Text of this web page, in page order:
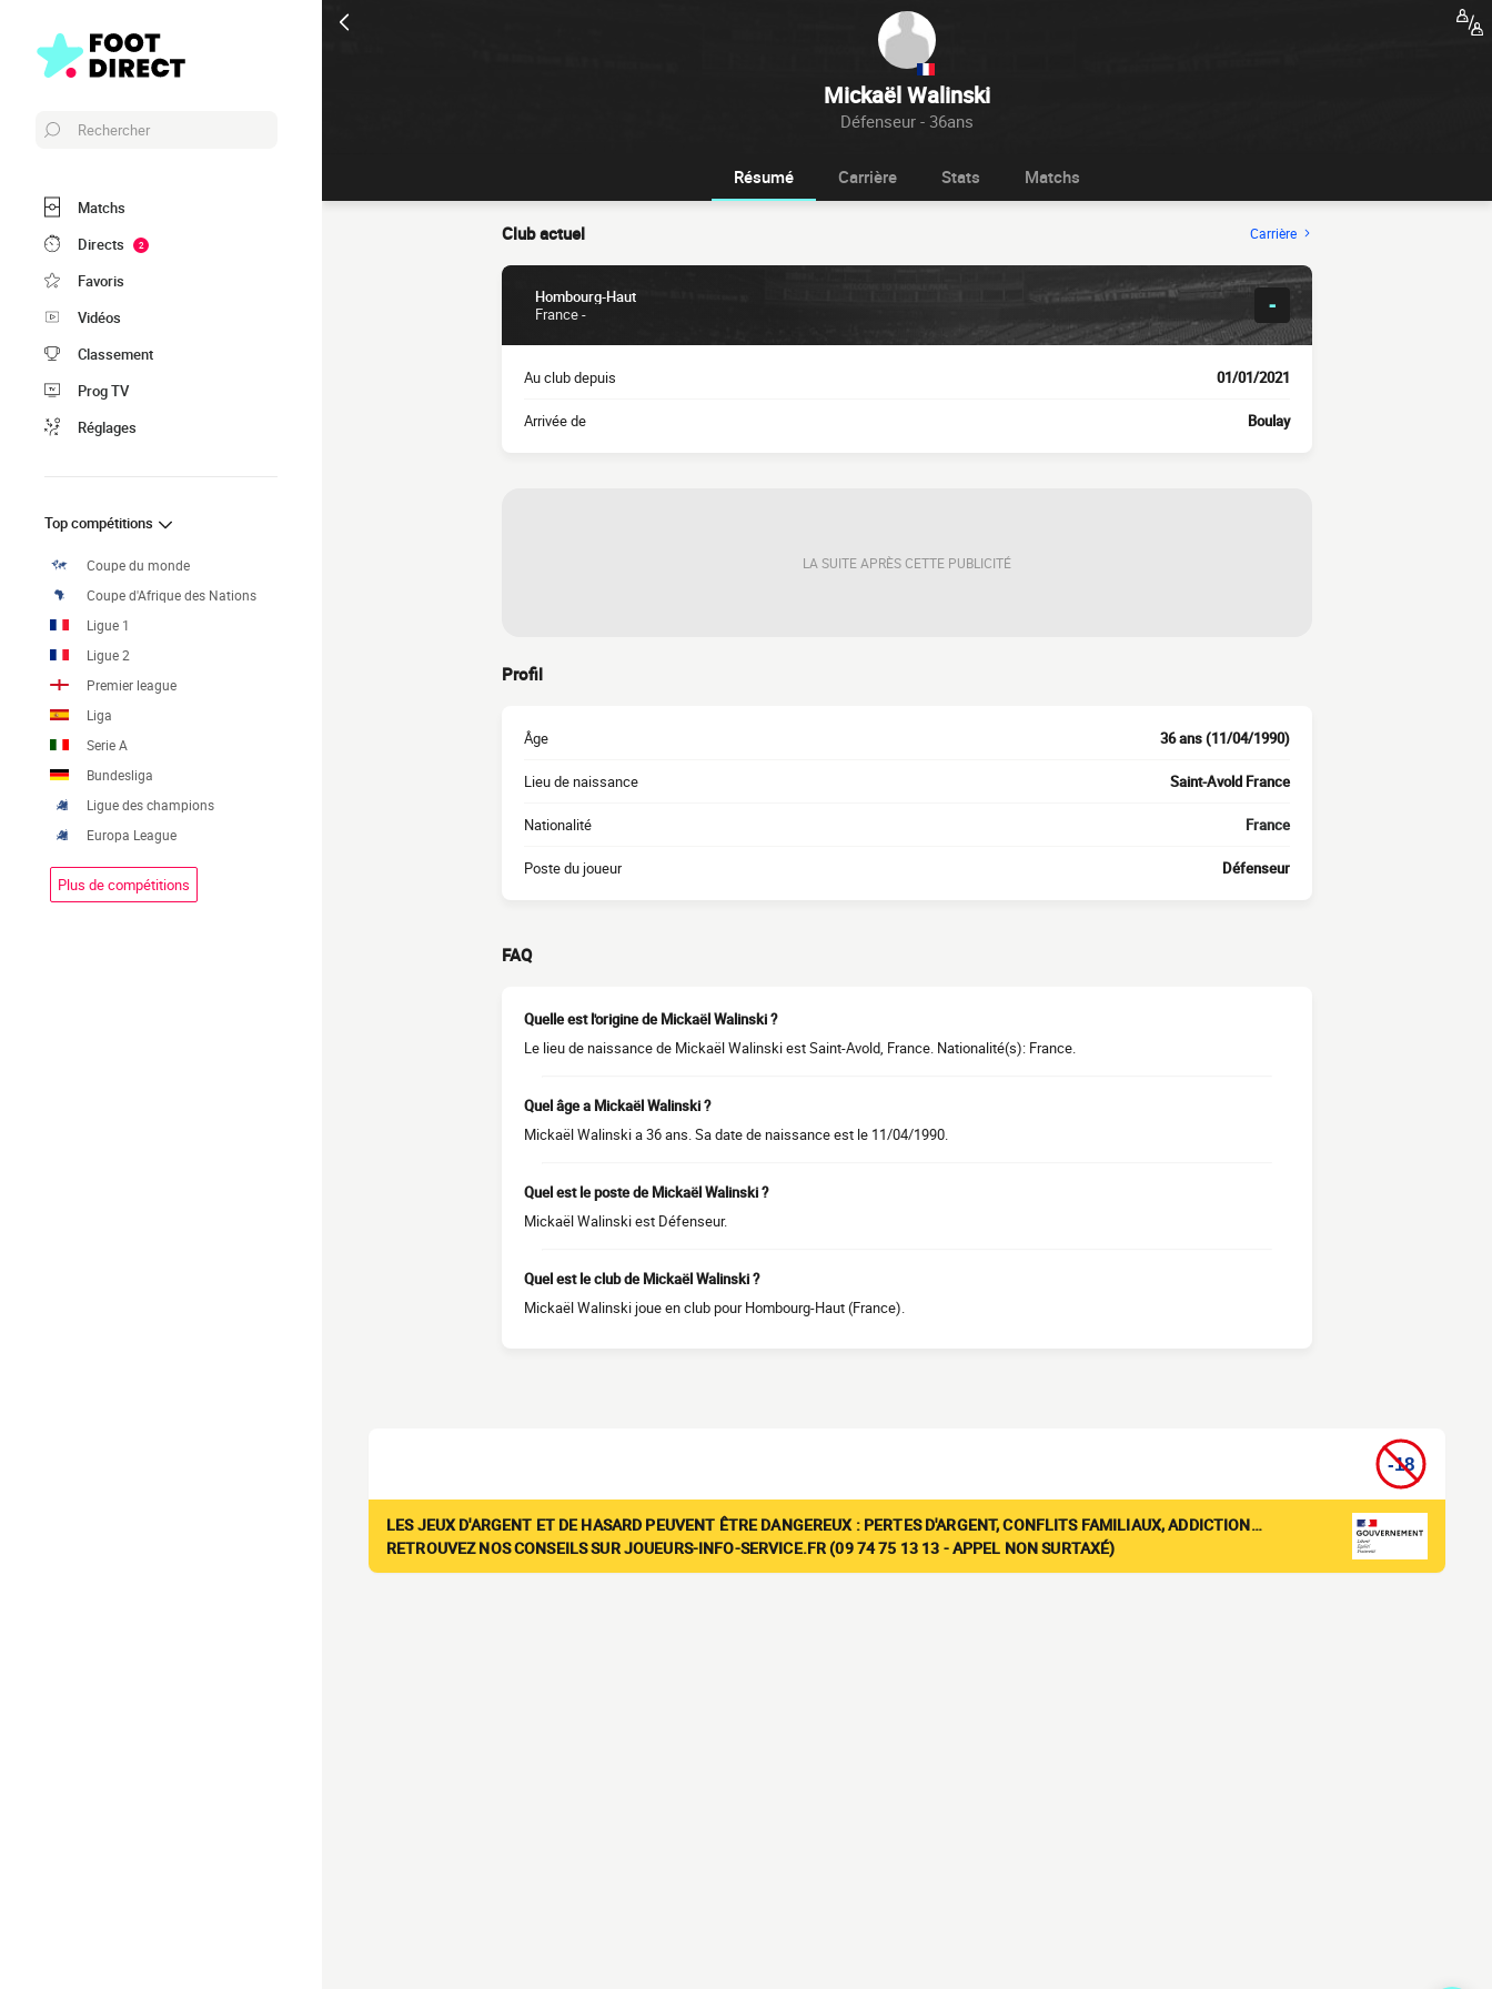
Mickaël Walinski
Défenseur - 36ans
Rechercher
Matchs
Directs
2
Favoris
Vidéos
Classement
Prog TV
Réglages
Top compétitions
Coupe du monde
Coupe d'Afrique des Nations
Ligue 1
Ligue 2
Premier league
Liga
Serie A
Bundesliga
Ligue des champions
Europa League
Plus de compétitions
Résumé Carrière Stats Matchs
Club actuel Carrière
Hombourg-Haut
France -
-
Au club depuis 01/01/2021
Arrivée de Boulay
LA SUITE APRÈS CETTE PUBLICITÉ
Profil
Âge 36 ans (11/04/1990)
Lieu de naissance Saint-Avold France
Nationalité France
Poste du joueur Défenseur
FAQ
Quelle est l'origine de Mickaël Walinski ?
Le lieu de naissance de Mickaël Walinski est Saint-Avold, France. Nationalité(s): France.
Quel âge a Mickaël Walinski ?
Mickaël Walinski a 36 ans. Sa date de naissance est le 11/04/1990.
Quel est le poste de Mickaël Walinski ?
Mickaël Walinski est Défenseur.
Quel est le club de Mickaël Walinski ?
Mickaël Walinski joue en club pour Hombourg-Haut (France).
LES JEUX D'ARGENT ET DE HASARD PEUVENT ÊTRE DANGEREUX : PERTES D'ARGENT, CONFLITS FAMILIAUX, ADDICTION…
RETROUVEZ NOS CONSEILS SUR JOUEURS-INFO-SERVICE.FR (09 74 75 13 13 - APPEL NON SURTAXÉ)